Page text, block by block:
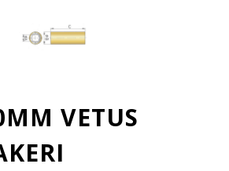
VETUS